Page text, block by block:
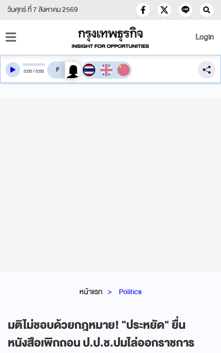
วันศุกร์ ที่ 7 สิงหาคม 2569
Login
หน้าแรก Politics
มติไม่ชอบด้วยกฎหมาย! "ประหยัด" ยื่น
หนังสือเพิกถอน ป.ป.ช.ปมไล่ออกราชการ
0:00/0:00 สลับเสียงอ่าน